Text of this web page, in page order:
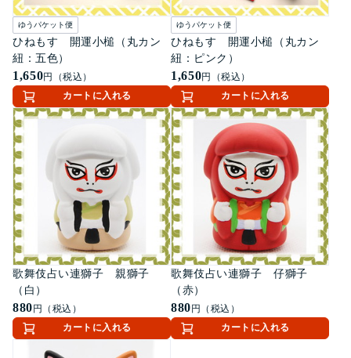
ゆうパケット便
ひねもす 開運小槌（丸カン
紐：五色）
1,650円（税込）
カートに入れる
ゆうパケット便
ひねもす 開運小槌（丸カン
紐：ピンク）
1,650円（税込）
カートに入れる
歌舞伎占い連獅子 親獅子
（白）
880円（税込）
カートに入れる
歌舞伎占い連獅子 仔獅子
（赤）
880円（税込）
カートに入れる